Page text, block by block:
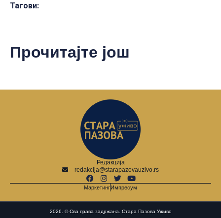
Тагови:
Прочитајте још
Редакција
redakcija@starapazovauzivo.rs
МаркетингИмпресум
2026. © Сва права задржана. Стара Пазова Уживо